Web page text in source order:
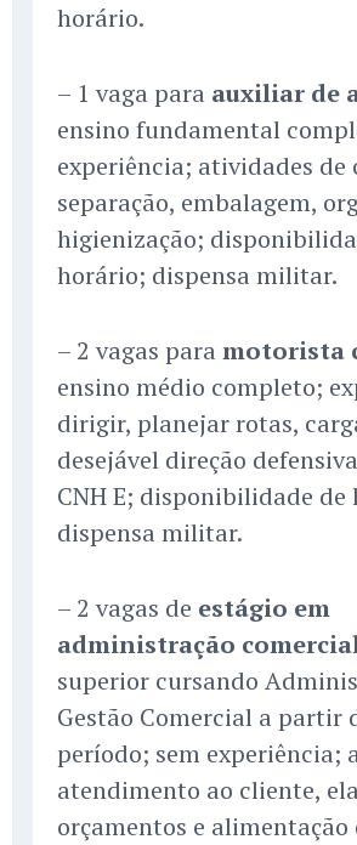
horário.
– 1 vaga para auxiliar de
ensino fundamental
experiência; atividades de
separação, embalagem,
higienização;
horário; dispensa militar.
– 2 vagas para motorista
ensino médio completo;
dirigir, planejar rotas,
desejável direção
CNH E; disponibilidade de
dispensa militar.
– 2 vagas de estágio em
administração
superior cursando
Gestão Comercial a partir
período; sem experiência;
atendimento ao cliente,
orçamentos e alimentação